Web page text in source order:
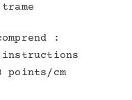
:
instructions
points/cm